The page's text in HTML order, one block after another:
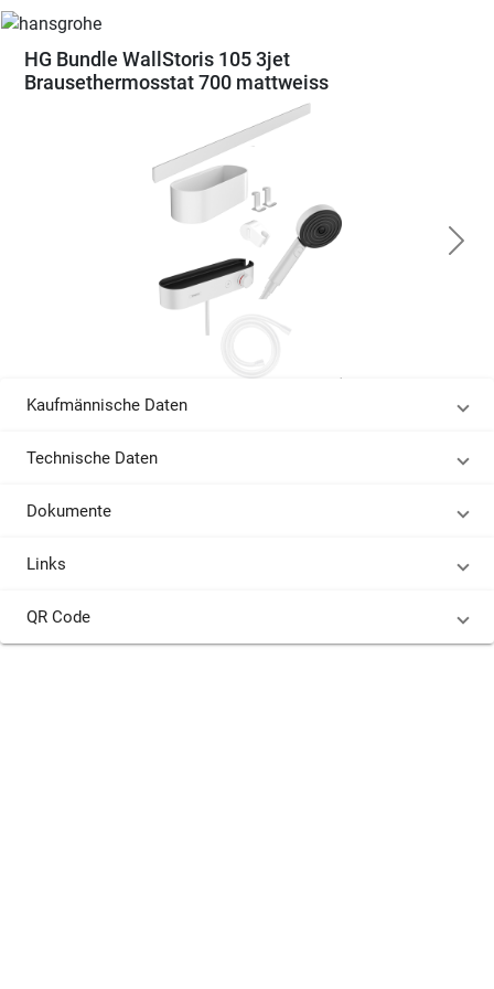
HG Bundle WallStoris 105 3jet
Brausethermosstat 700 mattweiss
Kaufmännische Daten
Technische Daten
Dokumente
Links
QR Code